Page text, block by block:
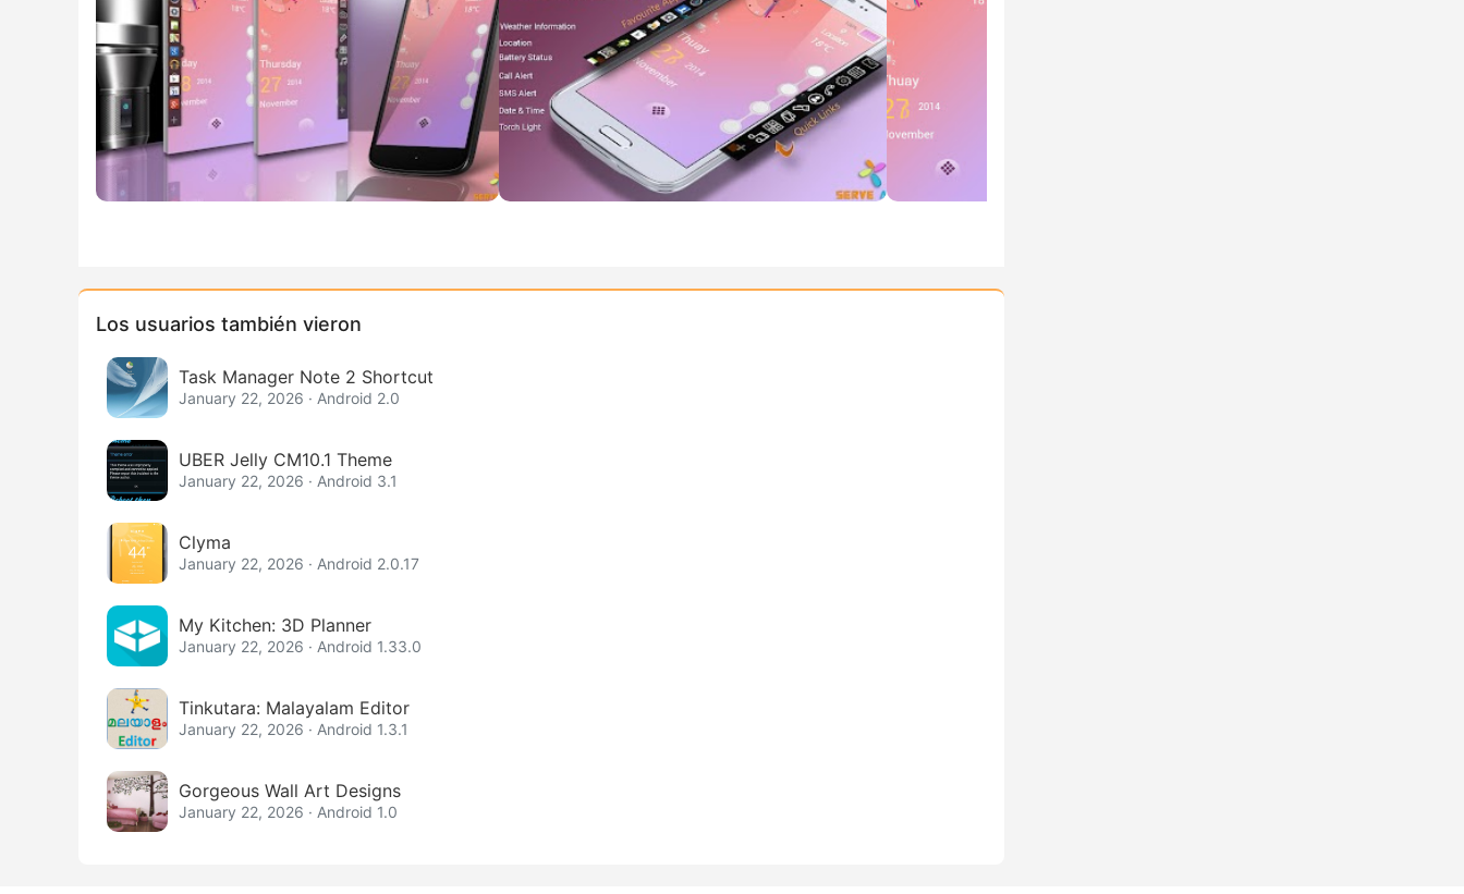
Los usuarios también vieron
Task Manager Note 2 Shortcut
January 22, 2026 · Android 2.0
UBER Jelly CM10.1 Theme
January 22, 2026 · Android 3.1
Clyma
January 22, 2026 · Android 2.0.17
My Kitchen: 3D Planner
January 22, 2026 · Android 1.33.0
Tinkutara: Malayalam Editor
January 22, 2026 · Android 1.3.1
Gorgeous Wall Art Designs
January 22, 2026 · Android 1.0